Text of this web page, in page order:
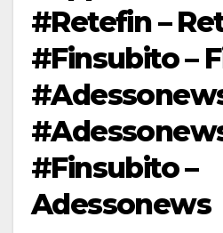
#Retefin –
#Finsubito –
#Finsubito –
Adessonews